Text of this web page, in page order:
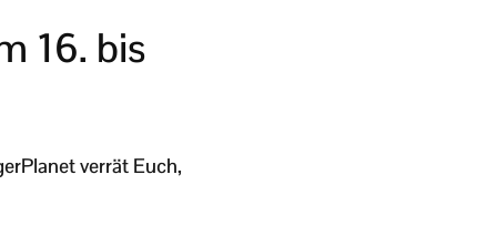
16. bis
verrät Euch,